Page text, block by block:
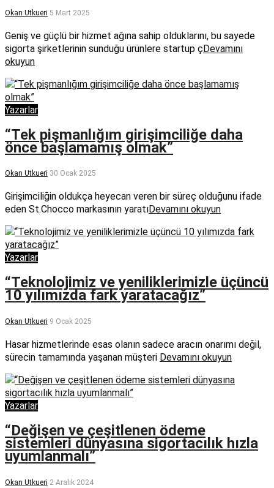
Okan Utkueri 5 Mart 2025
Geniş ve güçlü bir hizmet ağına sahip olduklarını, bu sayede
sigorta şirketlerinin sunduğu ürünlere startup çDevamını
okuyun
Yazarlar
“Tek pişmanlığım girişimciliğe daha
önce başlamamış olmak”
Okan Utkueri 30 Ocak 2025
Girişimciliğin oldukça heyecan veren bir süreç olduğunu ifade
eden St.Chocco markasının yaratıDevamını okuyun
Yazarlar
“Teknolojimiz ve yeniliklerimizle üçüncü
10 yılımızda fark yaratacağız”
Okan Utkueri 9 Ocak 2025
Hasar hizmetlerinde esas olanın sadece aracın onarımı değil,
sürecin tamamında yaşanan müşteri Devamını okuyun
Yazarlar
“Değişen ve çeşitlenen ödeme
sistemleri dünyasına sigortacılık hızla
uyumlanmalı”
Okan Utkueri 2 Aralık 2024